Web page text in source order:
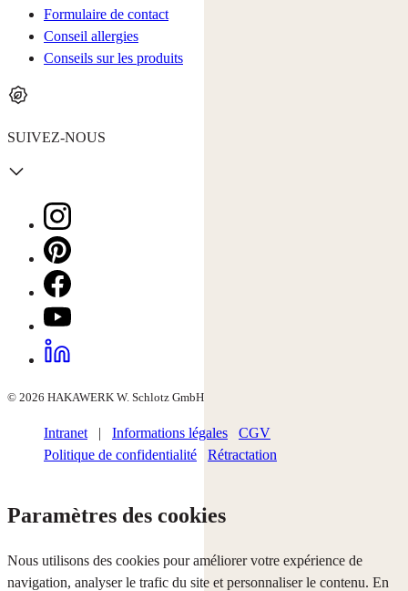
Formulaire de contact
Conseil allergies
Conseils sur les produits
SUIVEZ-NOUS
© 2026 HAKAWERK W. Schlotz GmbH
Intranet | Informations légales
CGV
Politique de confidentialité
Rétractation
Paramètres des cookies
Nous utilisons des cookies pour améliorer votre expérience de
navigation, analyser le trafic du site et personnaliser le contenu. En